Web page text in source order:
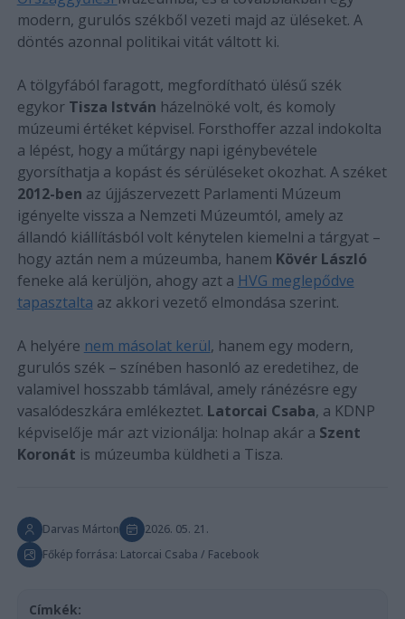
modern, gurulós székből vezeti majd az üléseket. A
döntés azonnal politikai vitát váltott ki.
A tölgyfából faragott, megfordítható ülésű szék
egykor Tisza István házelnöké volt, és komoly
múzeumi értéket képvisel. Forsthoffer azzal indokolta
a lépést, hogy a műtárgy napi igénybevétele
gyorsíthatja a kopást és sérüléseket okozhat. A széket
2012-ben az újjászervezett Parlamenti Múzeum
igényelte vissza a Nemzeti Múzeumtól, amely az
állandó kiállításból volt kénytelen kiemelni a tárgyat –
hogy aztán nem a múzeumba, hanem Kövér László
feneke alá kerüljön, ahogy azt a HVG meglepődve
tapasztalta az akkori vezető elmondása szerint.
A helyére nem másolat kerül, hanem egy modern,
gurulós szék – színében hasonló az eredetihez, de
valamivel hosszabb támlával, amely ránézésre egy
vasalódeszkára emlékeztet. Latorcai Csaba, a KDNP
képviselője már azt vizionálja: holnap akár a Szent
Koronát is múzeumba küldheti a Tisza.
Darvas Márton
2026. 05. 21.
Főkép forrása: Latorcai Csaba / Facebook
Címkék: